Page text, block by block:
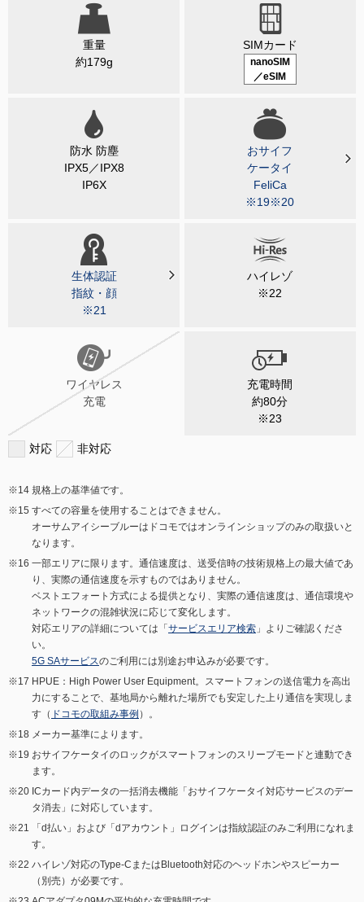
重量
約179g
SIMカード
nanoSIM
／eSIM
防水 防塵
IPX5／IPX8
IP6X
おサイフ
ケータイ
FeliCa
※19※20
生体認証
指紋・顔
※21
ハイレゾ
※22
ワイヤレス
充電
充電時間
約80分
※23
対応 非対応
規格上の基準値です。
すべての容量を使用することはできません。
オーサムアイシーブルーはドコモではオンラインショップのみの取扱いと
なります。
一部エリアに限ります。通信速度は、送受信時の技術規格上の最大値であ
り、実際の通信速度を示すものではありません。
ベストエフォート方式による提供となり、実際の通信速度は、通信環境や
ネットワークの混雑状況に応じて変化します。
対応エリアの詳細については「 サービスエリア検索 」よりご確認くださ
い。
5G SAサービスのご利用には別途お申込みが必要です。
HPUE：High Power User Equipment。スマートフォンの送信電力を高出
力にすることで、基地局から離れた場所でも安定した上り通信を実現しま
す（ ドコモの取組み事例 ）。
メーカー基準によります。
おサイフケータイのロックがスマートフォンのスリープモードと連動でき
ます。
ICカード内データの一括消去機能「おサイフケータイ対応サービスのデー
タ消去」に対応しています。
「d払い」および「dアカウント」ログインは指紋認証のみご利用になれま
す。
ハイレゾ対応のType-CまたはBluetooth対応のヘッドホンやスピーカー
（別売）が必要です。